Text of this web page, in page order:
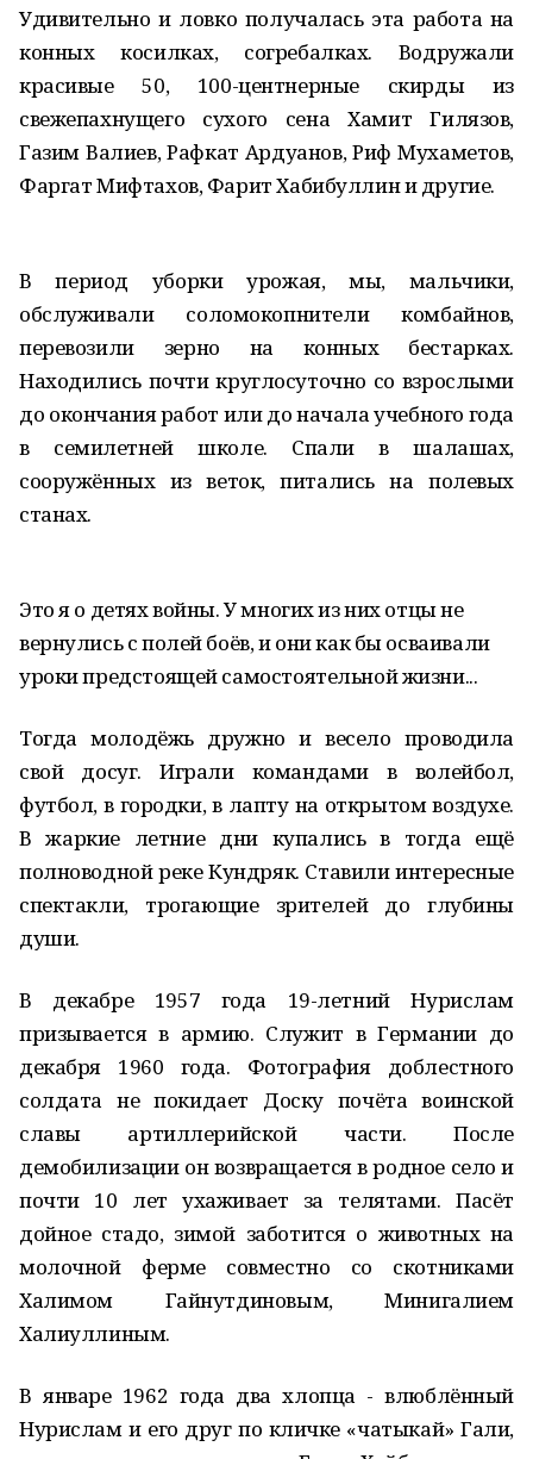
Удивительно и ловко получалась эта работа на
конных косилках, согребалках. Водружали
красивые 50, 100-центнерные скирды из
свежепахнущего сухого сена Хамит Гилязов,
Газим Валиев, Рафкат Ардуанов, Риф Мухаметов,
Фаргат Мифтахов, Фарит Хабибуллин и другие.
В период уборки урожая, мы, мальчики,
обслуживали соломокопнители комбайнов,
перевозили зерно на конных бестарках.
Находились почти круглосуточно со взрослыми
до окончания работ или до начала учебного года
в семилетней школе. Спали в шалашах,
сооружённых из веток, питались на полевых
станах.
Это я о детях войны. У многих из них отцы не
вернулись с полей боёв, и они как бы осваивали
уроки предстоящей самостоятельной жизни...
Тогда молодёжь дружно и весело проводила
свой досуг. Играли командами в волейбол,
футбол, в городки, в лапту на открытом воздухе.
В жаркие летние дни купались в тогда ещё
полноводной реке Кундряк. Ставили интересные
спектакли, трогающие зрителей до глубины
души.
В декабре 1957 года 19-летний Нурислам
призывается в армию. Служит в Германии до
декабря 1960 года. Фотография доблестного
солдата не покидает Доску почёта воинской
славы артиллерийской части. После
демобилизации он возвращается в родное село и
почти 10 лет ухаживает за телятами. Пасёт
дойное стадо, зимой заботится о животных на
молочной ферме совместно со скотниками
Халимом Гайнутдиновым, Минигалием
Халиуллиным.
В январе 1962 года два хлопца - влюблённый
Нурислам и его друг по кличке «чатыкай» Гали,